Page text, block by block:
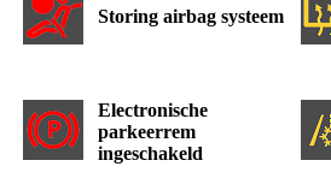
Storing airbag systeem
Electronische
parkeerrem
ingeschakeld